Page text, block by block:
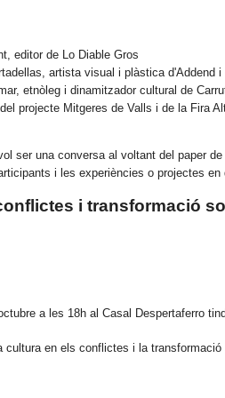
editor de Lo Diable Gros
artista visual i plàstica d'Addend
etnòleg i dinamitzador cultural de
projecte Mitgeres de Valls i de la Fira
ser una conversa al voltant del paper
i les experiències o projectes
i transformació
a les 18h al Casal Despertaferro
cultura en els conflictes i la